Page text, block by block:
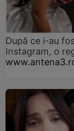
După ce i-au
Instagram, o